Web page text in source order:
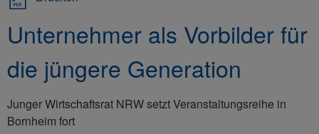
Unternehmer als Vorbilder für
die jüngere Generation
Junger Wirtschaftsrat NRW setzt Veranstaltungsreihe in
Bornheim fort